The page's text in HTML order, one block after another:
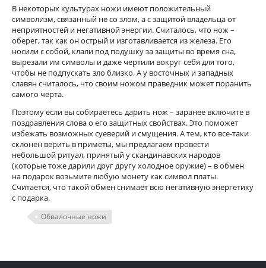
В некоторых культурах ножи имеют положительный
символизм, связанный не со злом, а с защитой владельца от
неприятностей и негативной энергии. Считалось, что нож –
оберег, так как он острый и изготавливается из железа. Его
носили с собой, клали под подушку за защиты во время сна,
вырезали им символы и даже чертили вокруг себя для того,
чтобы не подпускать зло близко. А у восточных и западных
славян считалось, что своим ножом праведник может поранить
самого черта.
Поэтому если вы собираетесь дарить нож – заранее включите в
поздравления слова о его защитных свойствах. Это поможет
избежать возможных суеверий и смущения. А тем, кто все-таки
склонен верить в приметы, мы предлагаем провести
небольшой ритуал, принятый у скандинавских народов
(которые тоже дарили друг другу холодное оружие) – в обмен
на подарок возьмите любую монету как символ платы.
Считается, что такой обмен снимает всю негативную энергетику
с подарка.
Обвалочные ножи